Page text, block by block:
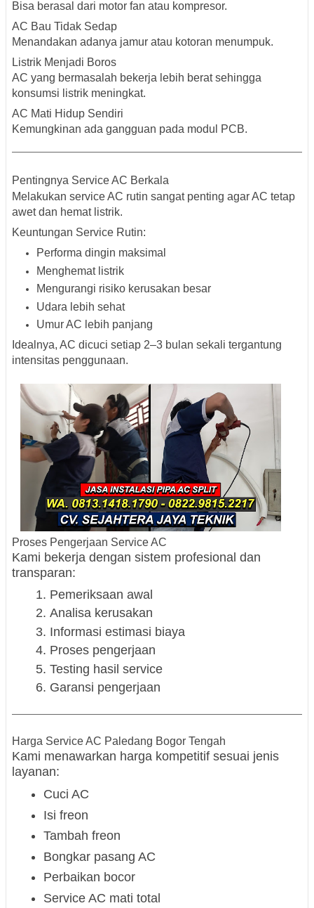
Bisa berasal dari motor fan atau kompresor.
AC Bau Tidak Sedap
Menandakan adanya jamur atau kotoran menumpuk.
Listrik Menjadi Boros
AC yang bermasalah bekerja lebih berat sehingga
konsumsi listrik meningkat.
AC Mati Hidup Sendiri
Kemungkinan ada gangguan pada modul PCB.
Pentingnya Service AC Berkala
Melakukan service AC rutin sangat penting agar AC tetap
awet dan hemat listrik.
Keuntungan Service Rutin:
Performa dingin maksimal
Menghemat listrik
Mengurangi risiko kerusakan besar
Udara lebih sehat
Umur AC lebih panjang
Idealnya, AC dicuci setiap 2–3 bulan sekali tergantung
intensitas penggunaan.
Proses Pengerjaan Service AC
Kami bekerja dengan sistem profesional dan
transparan:
Pemeriksaan awal
Analisa kerusakan
Informasi estimasi biaya
Proses pengerjaan
Testing hasil service
Garansi pengerjaan
Harga Service AC Paledang Bogor Tengah
Kami menawarkan harga kompetitif sesuai jenis
layanan:
Cuci AC
Isi freon
Tambah freon
Bongkar pasang AC
Perbaikan bocor
Service AC mati total